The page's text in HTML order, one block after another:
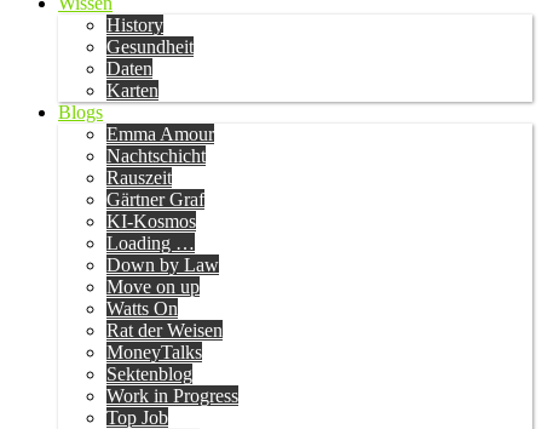
History
Gesundheit
Daten
Karten
Blogs
Emma Amour
Nachtschicht
Rauszeit
Gärtner Graf
KI-Kosmos
Loading …
Down by Law
Move on up
Watts On
Rat der Weisen
MoneyTalks
Sektenblog
Work in Progress
Top Job